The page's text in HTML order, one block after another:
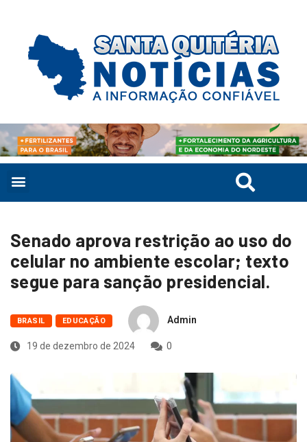
Senado aprova restrição ao uso do
celular no ambiente escolar; texto
segue para sanção presidencial.
BRASIL EDUCAÇÃO Admin
19 de dezembro de 2024 0